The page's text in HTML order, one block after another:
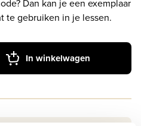
Dan kan je een exemplaar
te gebruiken in je lessen.
In winkelwagen